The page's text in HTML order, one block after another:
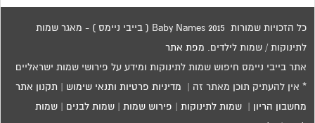
כל הזכויות שמורות 2015 Baby Names ( בייבי ניימס ) - מאגר שמות
לתינוקות / שמות לילדים. מפת אתר
אתר בייבי ניימס חיפוש שמות לתינוקות ומידע על פירושי שמות ישראליים
* אין להעתיק תוכן מאתר זה | מדיניות פרטיות ותנאי שימוש תקנון אתר
מחשבון הריון |שמות לתינוקות פירוש שמות |שמות לבנים |שמות